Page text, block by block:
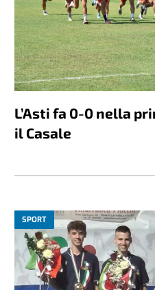
L’Asti fa 0-0 nella
il Casale
SPORT